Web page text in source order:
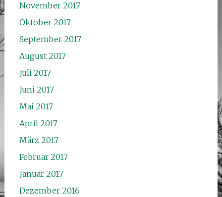
November 2017
Oktober 2017
September 2017
August 2017
Juli 2017
Juni 2017
Mai 2017
April 2017
März 2017
Februar 2017
Januar 2017
Dezember 2016